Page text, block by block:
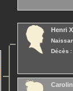
Henri
Décès :